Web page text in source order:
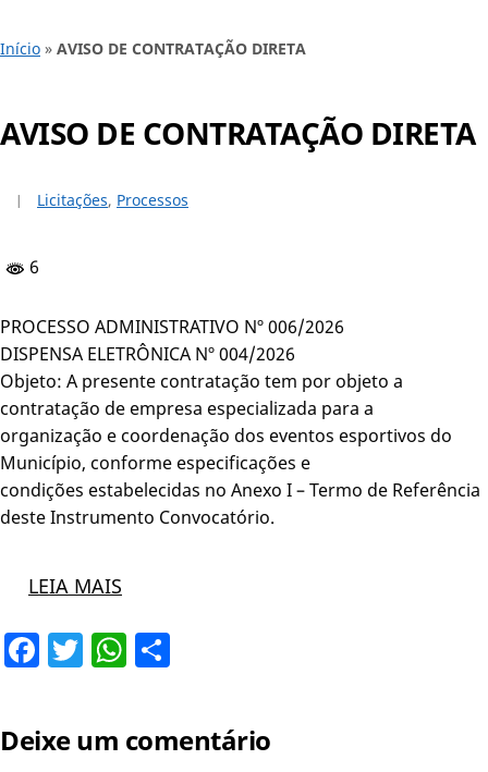
Início » AVISO DE CONTRATAÇÃO DIRETA
AVISO DE CONTRATAÇÃO DIRETA
Licitações, Processos
6
PROCESSO ADMINISTRATIVO Nº 006/2026
DISPENSA ELETRÔNICA Nº 004/2026
Objeto: A presente contratação tem por objeto a
contratação de empresa especializada para a
organização e coordenação dos eventos esportivos do
Município, conforme especificações e
condições estabelecidas no Anexo I – Termo de Referência
deste Instrumento Convocatório.
LEIA MAIS
Facebook
TwitterWhatsApp
Deixe um comentário